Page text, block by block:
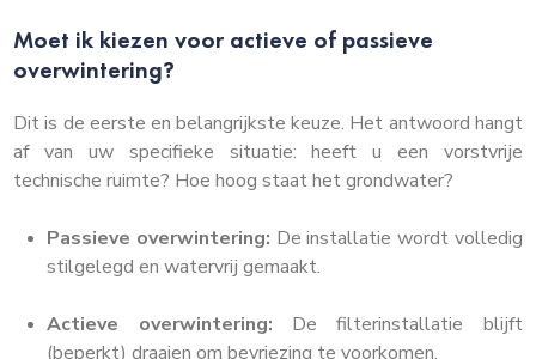
Moet ik kiezen voor actieve of passieve
overwintering?
Dit is de eerste en belangrijkste keuze. Het antwoord hangt
af van uw specifieke situatie: heeft u een vorstvrije
technische ruimte? Hoe hoog staat het grondwater?
Passieve overwintering: De installatie wordt volledig
stilgelegd en watervrij gemaakt.
Actieve overwintering: De filterinstallatie blijft
(beperkt) draaien om bevriezing te voorkomen.